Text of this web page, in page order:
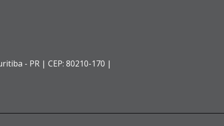
- PR | CEP: 80210-170 |